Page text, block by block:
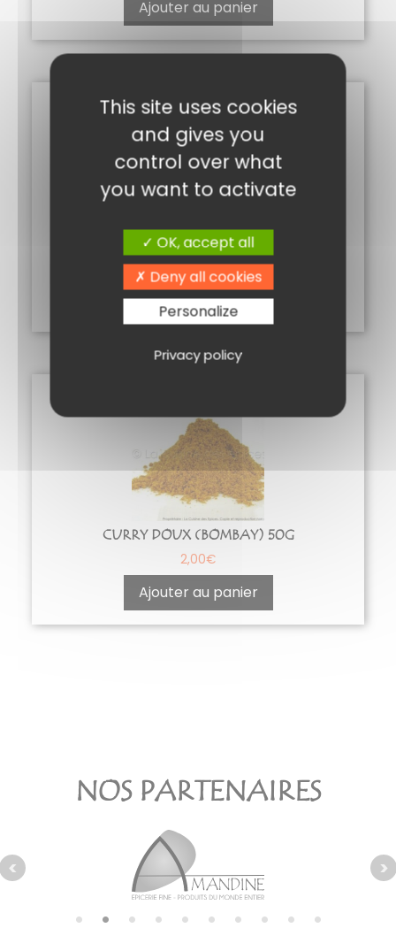
Ajouter au panier
CINQ BAIES 50G
3,00€
Ajouter au panier
CURRY DOUX (BOMBAY) 50G
2,00€
Ajouter au panier
NOS PARTENAIRES
This site uses cookies
and gives you
control over what
you want to activate
OK, accept all
Deny all cookies
Personalize
Privacy policy